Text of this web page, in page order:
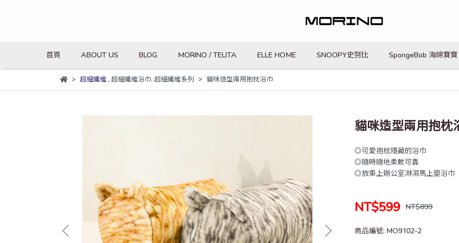
首頁 ABOUT US BLOG MORINO / TELITA ELLE HOME SNOOPY史努比 SpongeBob 海綿寶寶
超細纖維 , 超細纖維浴巾, 超細纖維系列 貓咪造型兩用抱枕浴巾
貓咪造型兩用抱枕
◎可愛抱枕隱藏的浴巾
◎隨時隨地柔軟可靠
◎放車上辦公室淋濕馬上變浴巾
NT$599 NT$899
商品編號: MO9102-2